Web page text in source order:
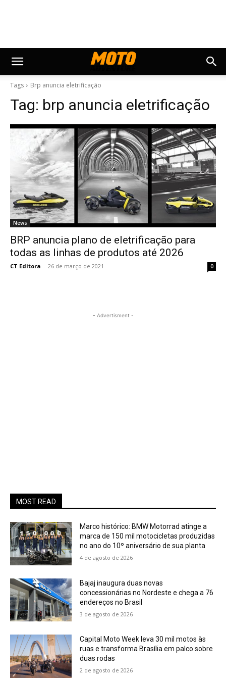
Tags Brp anuncia eletrificação
Tag: brp anuncia eletrificação
News
BRP anuncia plano de eletrificação para
todas as linhas de produtos até 2026
CT Editora - 26 de março de 2021 0
- Advertisment -
MOST READ
Marco histórico: BMW Motorrad atinge a
marca de 150 mil motocicletas produzidas
no ano do 10º aniversário de sua planta
4 de agosto de 2026
Bajaj inaugura duas novas
concessionárias no Nordeste e chega a 76
endereços no Brasil
3 de agosto de 2026
Capital Moto Week leva 30 mil motos às
ruas e transforma Brasília em palco sobre
duas rodas
2 de agosto de 2026